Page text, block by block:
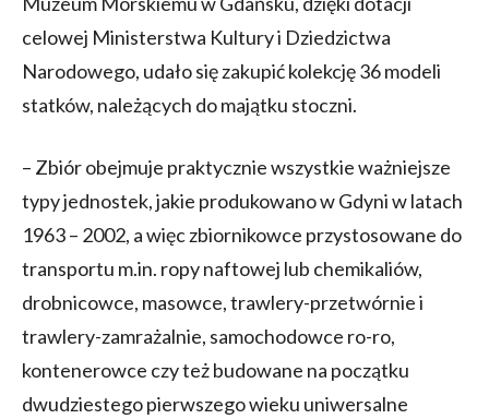
celowej Ministerstwa Kultury i Dziedzictwa
Narodowego, udało się zakupić kolekcję 36 modeli
statków, należących do majątku stoczni.
– Zbiór obejmuje praktycznie wszystkie ważniejsze
typy jednostek, jakie produkowano w Gdyni w latach
1963 – 2002, a więc zbiornikowce przystosowane do
transportu m.in. ropy naftowej lub chemikaliów,
drobnicowce, masowce, trawlery-przetwórnie i
trawlery-zamrażalnie, samochodowce ro-ro,
kontenerowce czy też budowane na początku
dwudziestego pierwszego wieku uniwersalne